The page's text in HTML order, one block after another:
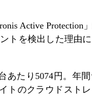
Active Protection
トを検出した理由
あたり5074円。年
トのクラウドスト